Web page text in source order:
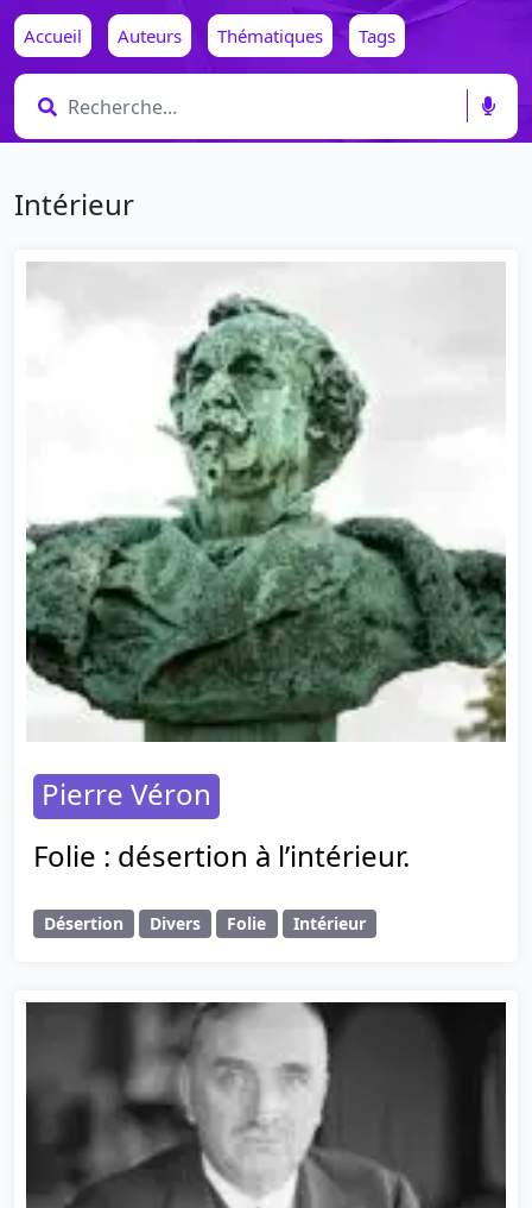
Accueil Auteurs Thématiques Tags
Intérieur
Pierre Véron
Folie : désertion à l’intérieur.
Désertion Divers Folie Intérieur